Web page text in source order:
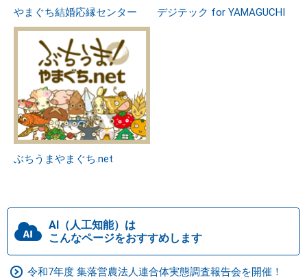
やまぐち結婚応縁センター デジテック for YAMAGUCHI
ぶちうまやまぐち.net
AI（人工知能）は
こんなページをおすすめします
令和7年度 集落営農法人連合体実態調査報告会を開催！